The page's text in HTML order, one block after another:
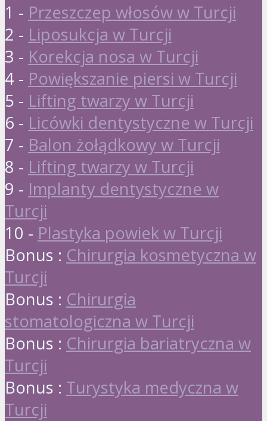
1 - Przeszczep włosów w Turcji
2 - Liposukcja w Turcji
3 - Korekcja nosa w Turcji
4 - Powiększanie piersi w Turcji
5 - Lifting twarzy w Turcji
6 - Licówki dentystyczne w Turcji
7 - Balon żołądkowy w Turcji
8 - Lifting twarzy w Turcji
9 - Implanty dentystyczne w
Turcji
10 - Plastyka powiek w Turcji
Bonus : Chirurgia kosmetyczna w
Turcji
Bonus : Chirurgia
stomatologiczna w Turcji
Bonus : Chirurgia bariatryczna w
Turcji
Bonus : Turystyka medyczna w
Turcji